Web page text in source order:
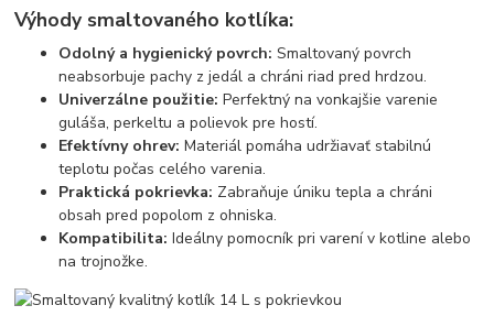
Výhody smaltovaného kotlíka:
Odolný a hygienický povrch: Smaltovaný povrch
neabsorbuje pachy z jedál a chráni riad pred hrdzou.
Univerzálne použitie: Perfektný na vonkajšie varenie
guláša, perkeltu a polievok pre hostí.
Efektívny ohrev: Materiál pomáha udržiavať stabilnú
teplotu počas celého varenia.
Praktická pokrievka: Zabraňuje úniku tepla a chráni
obsah pred popolom z ohniska.
Kompatibilita: Ideálny pomocník pri varení v kotline alebo
na trojnožke.